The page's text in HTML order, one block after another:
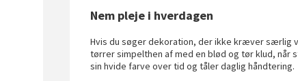
Nem pleje i hverdagen
Hvis du søger dekoration, der ikke kræver særlig
tørrer simpelthen af med en blød og tør klud, når
sin hvide farve over tid og tåler daglig håndtering.